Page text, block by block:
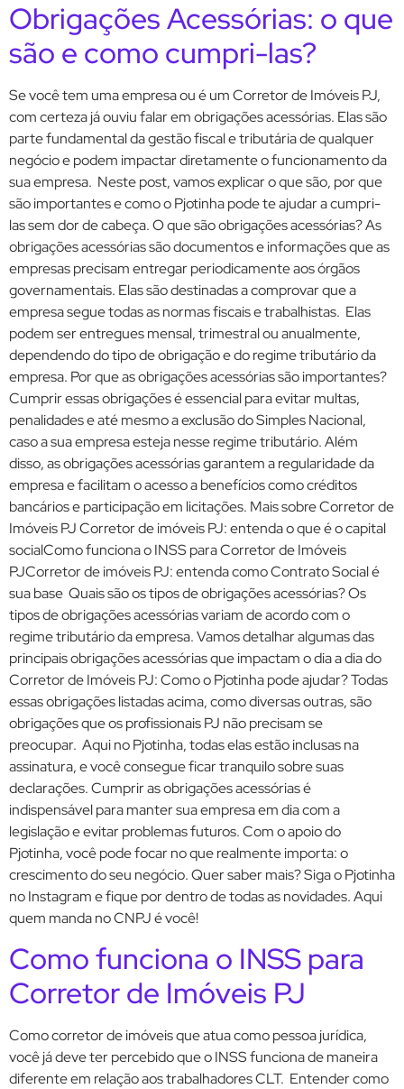
Obrigações Acessórias: o que
são e como cumpri-las?
Se você tem uma empresa ou é um Corretor de Imóveis PJ,
com certeza já ouviu falar em obrigações acessórias. Elas são
parte fundamental da gestão fiscal e tributária de qualquer
negócio e podem impactar diretamente o funcionamento da
sua empresa. Neste post, vamos explicar o que são, por que
são importantes e como o Pjotinha pode te ajudar a cumpri-
las sem dor de cabeça. O que são obrigações acessórias? As
obrigações acessórias são documentos e informações que as
empresas precisam entregar periodicamente aos órgãos
governamentais. Elas são destinadas a comprovar que a
empresa segue todas as normas fiscais e trabalhistas. Elas
podem ser entregues mensal, trimestral ou anualmente,
dependendo do tipo de obrigação e do regime tributário da
empresa. Por que as obrigações acessórias são importantes?
Cumprir essas obrigações é essencial para evitar multas,
penalidades e até mesmo a exclusão do Simples Nacional,
caso a sua empresa esteja nesse regime tributário. Além
disso, as obrigações acessórias garantem a regularidade da
empresa e facilitam o acesso a benefícios como créditos
bancários e participação em licitações. Mais sobre Corretor de
Imóveis PJ Corretor de imóveis PJ: entenda o que é o capital
socialComo funciona o INSS para Corretor de Imóveis
PJCorretor de imóveis PJ: entenda como Contrato Social é
sua base Quais são os tipos de obrigações acessórias? Os
tipos de obrigações acessórias variam de acordo com o
regime tributário da empresa. Vamos detalhar algumas das
principais obrigações acessórias que impactam o dia a dia do
Corretor de Imóveis PJ: Como o Pjotinha pode ajudar? Todas
essas obrigações listadas acima, como diversas outras, são
obrigações que os profissionais PJ não precisam se
preocupar. Aqui no Pjotinha, todas elas estão inclusas na
assinatura, e você consegue ficar tranquilo sobre suas
declarações. Cumprir as obrigações acessórias é
indispensável para manter sua empresa em dia com a
legislação e evitar problemas futuros. Com o apoio do
Pjotinha, você pode focar no que realmente importa: o
crescimento do seu negócio. Quer saber mais? Siga o Pjotinha
no Instagram e fique por dentro de todas as novidades. Aqui
quem manda no CNPJ é você!
Como funciona o INSS para
Corretor de Imóveis PJ
Como corretor de imóveis que atua como pessoa jurídica,
você já deve ter percebido que o INSS funciona de maneira
diferente em relação aos trabalhadores CLT. Entender como